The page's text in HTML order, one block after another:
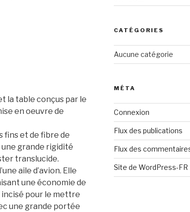
la table conçus par le
en oeuvre de
fins et de fibre de
une grande rigidité
translucide.
aile d’avion. Elle
une économie de
pour le mettre
une grande portée
CATÉGORIES
Aucune catégorie
MÉTA
Connexion
Flux des publications
Flux des
Site de WordPress-FR